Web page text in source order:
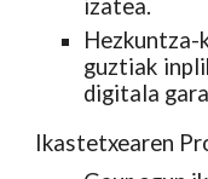
izatea.
guztiak
digitala
Ikastetxearen